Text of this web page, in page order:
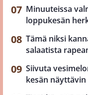
Minuuteissa
loppukesän
Tämä niksi
salaatista
Siivuta
kesän näyttävin